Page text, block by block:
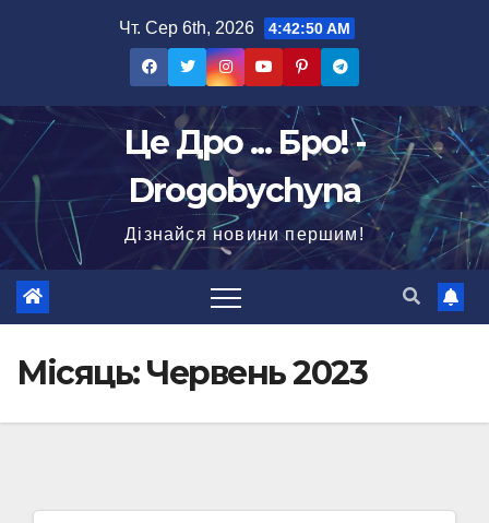
Чт. Сер 6th, 2026 4:42:52 AM
Це Дро ... Бро! -
Drogobychyna
Дізнайся новини першим!
Місяць:Червень 2023